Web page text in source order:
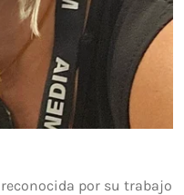
por su trabajo